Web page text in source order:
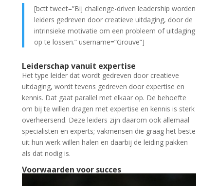
[bctt tweet=”Bij challenge-driven leadership worden
leiders gedreven door creatieve uitdaging, door de
intrinsieke motivatie om een probleem of uitdaging
op te lossen.” username=”Grouve”]
Leiderschap vanuit expertise
Het type leider dat wordt gedreven door creatieve
uitdaging, wordt tevens gedreven door expertise en
kennis. Dat gaat parallel met elkaar op. De behoefte
om bij te willen dragen met expertise en kennis is sterk
overheersend. Deze leiders zijn daarom ook allemaal
specialisten en experts; vakmensen die graag het beste
uit hun werk willen halen en daarbij de leiding pakken
als dat nodig is.
Voorwaarden voor succes